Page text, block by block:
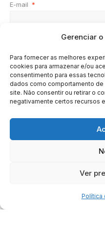
Gerenciar
Para fornecer as melhores
cookies para armazenar e/ou
consentimento para essas
dados como comportamento
site. Não consentir ou retirar o
negativamente certos recursos
Ver
Política
E-mail *
SOBRE
Copyright © 2020 -